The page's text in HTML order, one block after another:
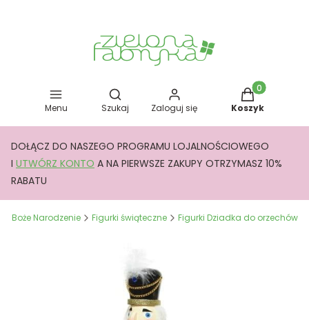
Menu
Otwórz wyszukiwarkę
Szukaj Zaloguj się
Produkty w
Koszyk
DOŁĄCZ DO NASZEGO PROGRAMU LOJALNOŚCIOWEGO
I UTWÓRZ KONTO A NA PIERWSZE ZAKUPY OTRZYMASZ 10%
RABATU
Boże Narodzenie Figurki świąteczne Figurki Dziadka do orzechów